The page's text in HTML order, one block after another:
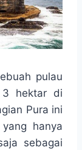
pulau
3 hektar di
Pura ini
hanya
sebagai